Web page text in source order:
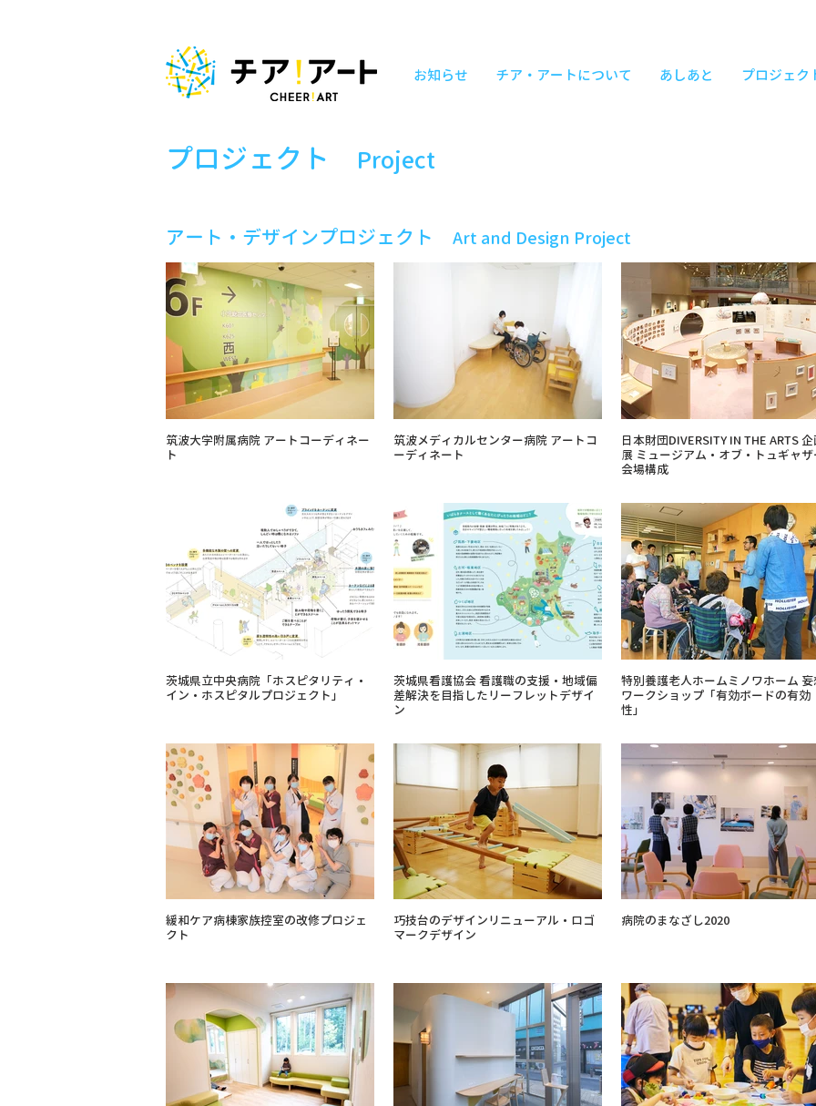
お知らせ チア・アートについて あしあと プロジェク
​プロジェクト Project
​アート・デザインプロジェクト Art and Design Project
筑波大学附属病院 アートコーディネー
ト
筑波メディカルセンター病院 アートコ
ーディネート
日本財団DIVERSITY IN THE ARTS
展 ミュージアム・オブ・トュギャ
会場構成
茨城県立中央病院​「ホスピタリティ・
イン・ホスピタルプロジェクト」
茨城県看護協会 看護職の支援・地域偏
差解決を目指したリーフレットデザイ
ン
特別養護老人ホームミノワホーム 妄
ワークショップ「有効ボードの有効
性」
緩和ケア病棟家族控室の改修プロジェ
クト
巧技台のデザインリニューアル・ロゴ
マークデザイン
病院のまなざし2020